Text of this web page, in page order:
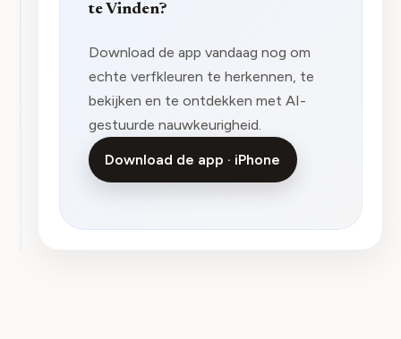
te Vinden?
Download de app vandaag nog om
echte verfkleuren te herkennen, te
bekijken en te ontdekken met AI-
gestuurde nauwkeurigheid.
Download de app · iPhone